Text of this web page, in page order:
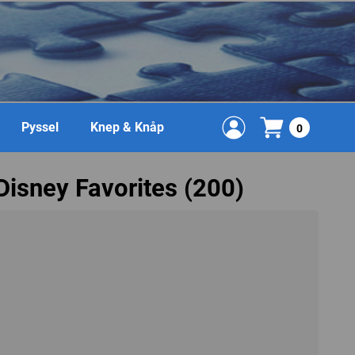
Pyssel Knep & Knåp 0
Favorites (200)